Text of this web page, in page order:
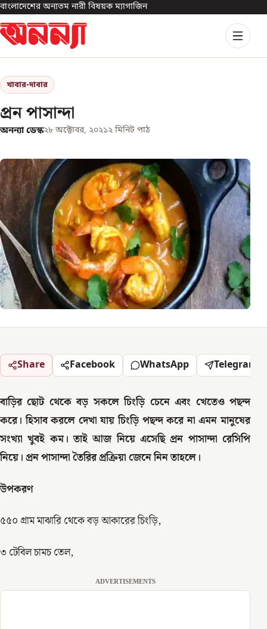
বাংলাদেশের অন্যতম নারী বিষয়ক ম্যাগাজিন
খাবার-দাবার
প্রন পাসান্দা
অনন্যা ডেস্ক২৮ অক্টোবর, ২০২১২ মিনিট পাঠ
Share Facebook WhatsApp Telegram
বাড়ির ছোট থেকে বড় সকলে চিংড়ি চেনে এবং খেতেও পছন্দ
করে। হিসাব করলে দেখা যায় চিংড়ি পছন্দ করে না এমন মানুষের
সংখ্যা খুবই কম। তাই আজ নিয়ে এসেছি প্রন পাসান্দা রেসিপি
নিয়ে। প্রন পাসান্দা তৈরির প্রক্রিয়া জেনে নিন তাহলে।
উপকরণ
৫৫০ গ্রাম মাঝারি থেকে বড় আকারের চিংড়ি,
৩ টেবিল চামচ তেল,
ADVERTISEMENTS